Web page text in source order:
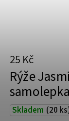
Rýže
Skladem (20
25 Kč